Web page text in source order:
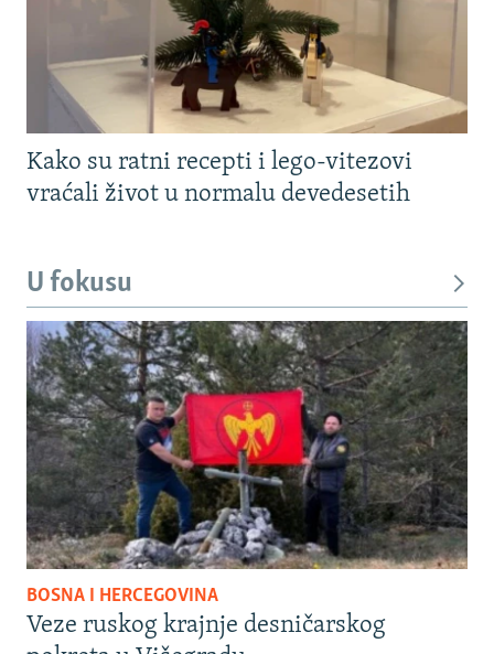
Kako su ratni recepti i lego-vitezovi
vraćali život u normalu devedesetih
U fokusu
BOSNA I HERCEGOVINA
Veze ruskog krajnje desničarskog